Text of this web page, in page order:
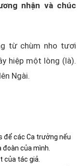
nhận và chúc
từ chùm nho tươi
hiệp một lòng (là).
Ngài.
để các Ca trưởng nếu
của mình.
của tác giả.